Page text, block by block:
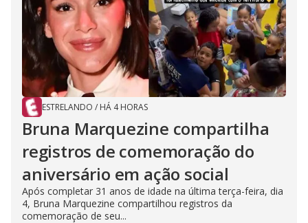
ESTRELANDO / HÁ 4 HORAS
Bruna Marquezine compartilha
registros de comemoração do
aniversário em ação social
Após completar 31 anos de idade na última terça-feira, dia
4, Bruna Marquezine compartilhou registros da
comemoração de seu...